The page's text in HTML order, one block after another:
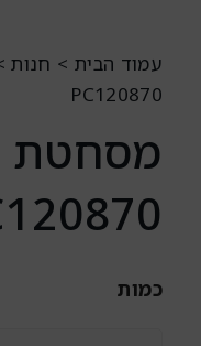
עמוד הבית > חנות
PC120870
כמות